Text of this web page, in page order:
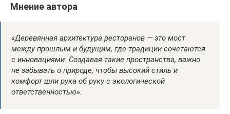
Мнение автора
«Деревянная архитектура ресторанов — это мост
между прошлым и будущим, где традиции сочетаются
с инновациями. Создавая такие пространства, важно
не забывать о природе, чтобы высокий стиль и
комфорт шли рука об руку с экологической
ответственностью».